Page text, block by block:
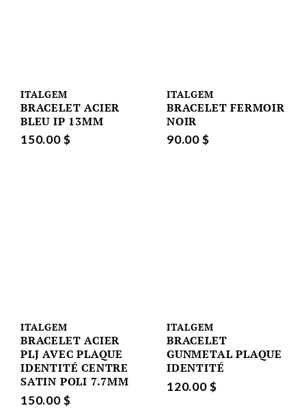
ITALGEM
BRACELET ACIER
BLEU IP 13MM
150.00 $
ITALGEM
BRACELET FERMOIR
NOIR
90.00 $
ITALGEM
BRACELET ACIER
PLJ AVEC PLAQUE
IDENTITÉ CENTRE
SATIN POLI 7.7MM
150.00 $
ITALGEM
BRACELET
GUNMETAL PLAQUE
IDENTITÉ
120.00 $